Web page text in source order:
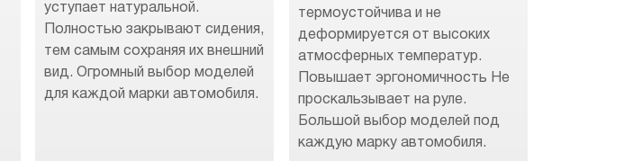
уступает натуральной.
Полностью закрывают сидения,
тем самым сохраняя их внешний
вид. Огромный выбор моделей
для каждой марки автомобиля.
термоустойчива и не
деформируется от высоких
атмосферных температур.
Повышает эргономичность Не
проскальзывает на руле.
Большой выбор моделей под
каждую марку автомобиля.